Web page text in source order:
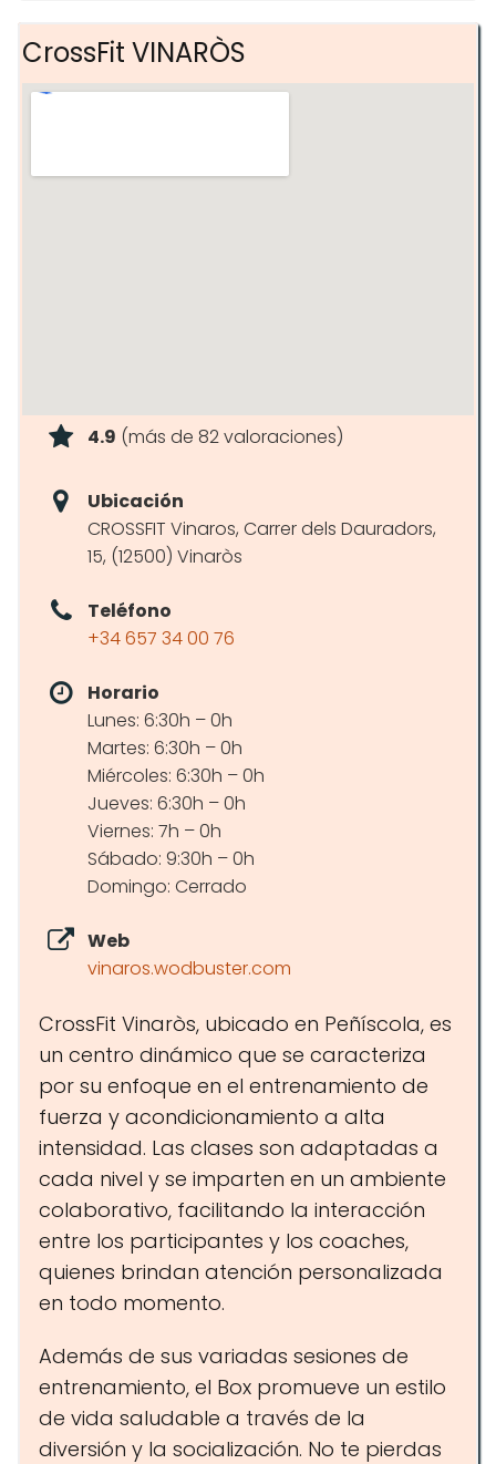
CrossFit VINARÒS
4.9 (más de 82 valoraciones)
Ubicación
CROSSFIT Vinaros, Carrer dels Dauradors,
15, (12500) Vinaròs
Teléfono
+34 657 34 00 76
Horario
Lunes: 6:30h – 0h
Martes: 6:30h – 0h
Miércoles: 6:30h – 0h
Jueves: 6:30h – 0h
Viernes: 7h – 0h
Sábado: 9:30h – 0h
Domingo: Cerrado
Web
vinaros.wodbuster.com
CrossFit Vinaròs, ubicado en Peñíscola, es
un centro dinámico que se caracteriza
por su enfoque en el entrenamiento de
fuerza y acondicionamiento a alta
intensidad. Las clases son adaptadas a
cada nivel y se imparten en un ambiente
colaborativo, facilitando la interacción
entre los participantes y los coaches,
quienes brindan atención personalizada
en todo momento.
Además de sus variadas sesiones de
entrenamiento, el Box promueve un estilo
de vida saludable a través de la
diversión y la socialización. No te pierdas